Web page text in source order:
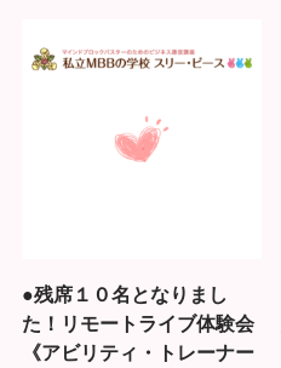
●残席１０名となりまし
た！リモートライブ体験会
《アビリティ・トレーナー